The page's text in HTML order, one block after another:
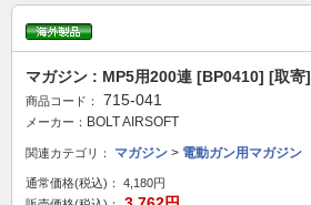
マガジン : MP5用200連 [BP0410] [取寄]
商品コード： 715-041
メーカー： BOLT AIRSOFT
関連カテゴリ： マガジン > 電動ガン用マガジン
通常価格(税込)：
4,180円